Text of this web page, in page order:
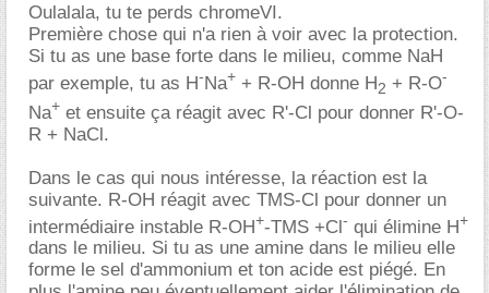
Oulalala, tu te perds chromeVI.
Première chose qui n'a rien à voir avec la protection.
Si tu as une base forte dans le milieu, comme NaH
par exemple, tu as H-Na+ + R-OH donne H2 + R-O-
Na+ et ensuite ça réagit avec R'-Cl pour donner R'-O-
R + NaCl.
Dans le cas qui nous intéresse, la réaction est la
suivante. R-OH réagit avec TMS-Cl pour donner un
intermédiaire instable R-OH+-TMS +Cl- qui élimine H+
dans le milieu. Si tu as une amine dans le milieu elle
forme le sel d'ammonium et ton acide est piégé. En